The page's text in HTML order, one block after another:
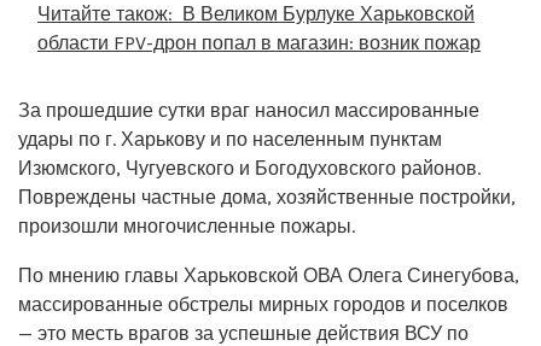
Читайте також: В Великом Бурлуке Харьковской
области FPV-дрон попал в магазин: возник пожар
За прошедшие сутки враг наносил массированные
удары по г. Харькову и по населенным пунктам
Изюмского, Чугуевского и Богодуховского районов.
Повреждены частные дома, хозяйственные постройки,
произошли многочисленные пожары.
По мнению главы Харьковской ОВА Олега Синегубова,
массированные обстрелы мирных городов и поселков
— это месть врагов за успешные действия ВСУ по